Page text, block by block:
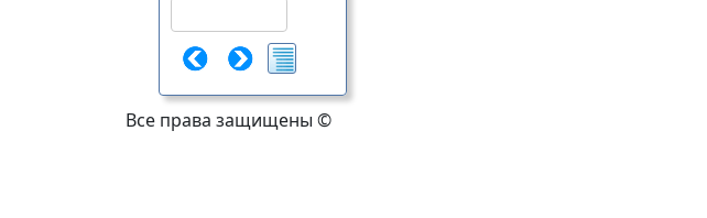
Все права защищены ©